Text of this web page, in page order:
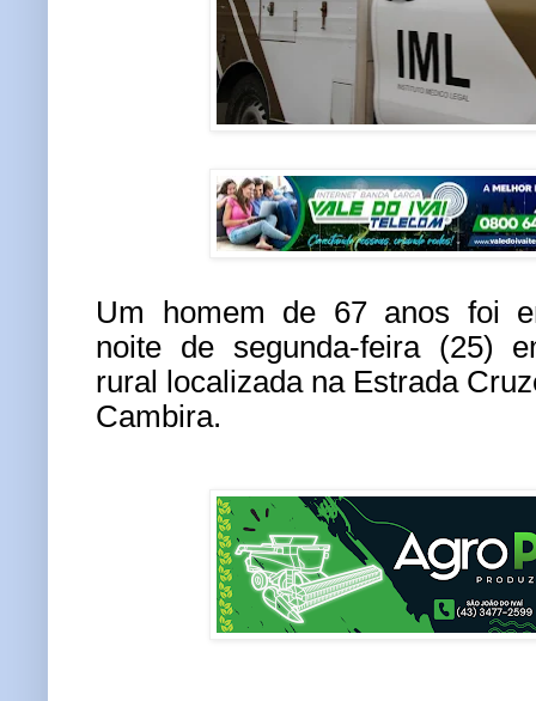
Um homem de 67 anos foi
noite de segunda-feira (25)
rural localizada na Estrada
Cambira.